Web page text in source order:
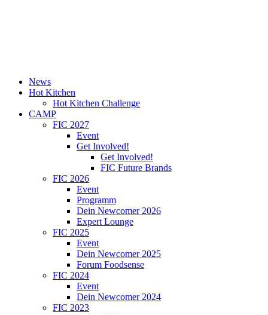
News
Hot Kitchen
Hot Kitchen Challenge
CAMP
FIC 2027
Event
Get Involved!
Get Involved!
FIC Future Brands
FIC 2026
Event
Programm
Dein Newcomer 2026
Expert Lounge
FIC 2025
Event
Dein Newcomer 2025
Forum Foodsense
FIC 2024
Event
Dein Newcomer 2024
FIC 2023